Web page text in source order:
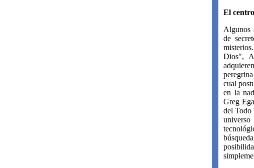
El
Algunos
de
Dios",
cual
en la
Greg
del Todo